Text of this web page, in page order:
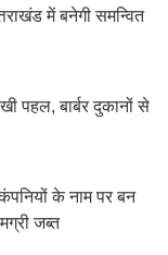
में बनेगी समन्वित
पहल, बार्बर दुकानों से
के नाम पर बन
जब्त